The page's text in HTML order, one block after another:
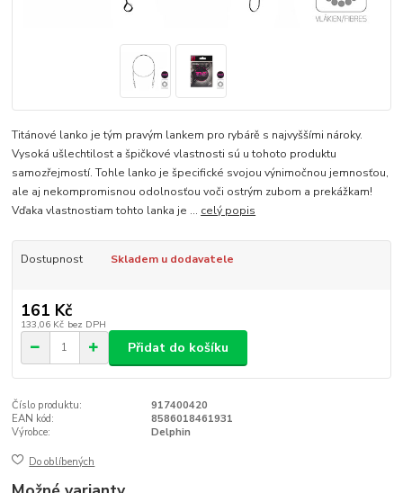
Titánové lanko je tým pravým lankem pro rybárě s najvyššími nároky.
Vysoká ušlechtilost a špičkové vlastnosti sú u tohoto produktu
samozřejmostí. Tohle lanko je špecifické svojou výnimočnou jemnosťou,
ale aj nekompromisnou odolnosťou voči ostrým zubom a prekážkam!
Vďaka vlastnostiam tohto lanka je ... celý popis
Dostupnost Skladem u dodavatele
161 Kč
133,06 Kč bez DPH
Přidat do košíku
Číslo produktu:
917400420
EAN kód:
8586018461931
Výrobce:
Delphin
Do oblíbených